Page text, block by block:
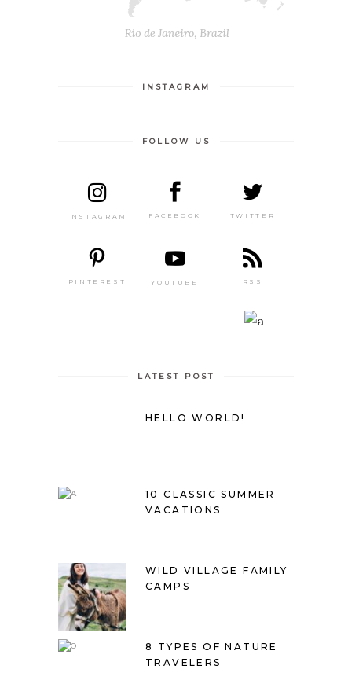
INSTAGRAM
FOLLOW US
INSTAGRAM FACEBOOK TWITTER
PINTEREST YOUTUBE RSS
LATEST POST
HELLO WORLD!
10 CLASSIC SUMMER
VACATIONS
WILD VILLAGE FAMILY
CAMPS
8 TYPES OF NATURE
TRAVELERS